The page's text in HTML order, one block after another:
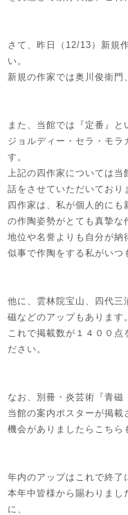
さて、昨日（12/13）新規
い。
新規の作家では奥川俊衛門
また、当館では『定番』と
ジョルディー・セラ・モラ
す。
上記の四作家については
話をさせていただいており
四作家は、私が個人的にも
の作陶姿勢がとても真摯な
地位や名誉よりも自分が納
似事で作陶をする私がいつ
他に、雲林院宝山、四代三
磁などのアップもあります。
これで掲載数が１４００点
ださい。
なお、別冊・炎芸術『青
当館の案内ポスターが掲載
機会がありましたらこちら
年内のアップはこれで終了
本年中皆様から賜わりまし
に、